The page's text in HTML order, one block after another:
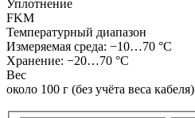
Уплотнение
FKM
Температурный диапазон
Измеряемая среда: −10…70 °C
Хранение: −20…70 °C
Вес
около 100 г (без учёта веса кабеля)